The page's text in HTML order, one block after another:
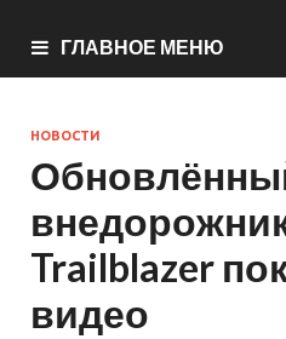
ГЛАВНОЕ МЕНЮ
НОВОСТИ
Trailblazer
видео